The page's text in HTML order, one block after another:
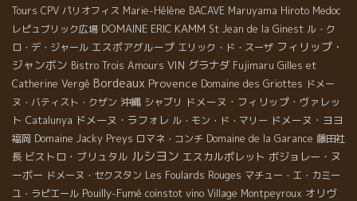
Tours CPV パリオフィス Marie-Hélène BACAVE Maruyama Hiroto Medoc
レピュブリック広場 DOMAINE ERIC KAMM St Jean de la Ginest ル・ク
ロ・デ・ジャール エスポアグループ エリック・ド・スーザ フィリップ・
ジャンボン Bistro Trois Amours VIN グラナダ Fujimaru Gilles et
Catherine Vergé Bordeaux Provence Domaine des Griottes ドメー
ヌ・バティスト・クザン 沖縄 シャブリ ドメーヌ・フィリップ・ヴァレッ
ト Catalunya ドメーヌ・ラフォレ ル・モン・ド・マリー ドメーヌ・ヨヨ
福岡 Domaine Jacky Preys ロマネ・コンチ Domaine de la Garance 藤田社
長 ビストロ・ブリュタル ルシヨン エスカルポレット ボジョレー・ヌ
ーボー ドメーヌ・セクスタン Les Foulards Rouges マチュー・エ・カミー
ユ・ラピエール Pouilly-Fumé coinstot vino Village Montpeyroux オリヴ